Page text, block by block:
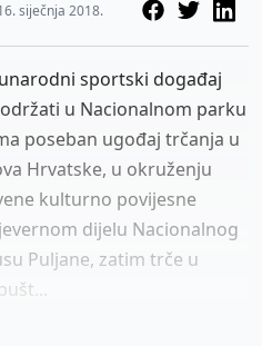
siječnja 2018.
sportski događaj
u Nacionalnom parku
poseban ugođaj trčanja u
Hrvatske, u okruženju
kulturno povijesne
dijelu Nacionalnog
Puljane, zatim trče u